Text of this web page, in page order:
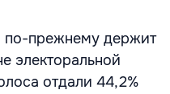
по-прежнему держит
электоральной
отдали 44,2%